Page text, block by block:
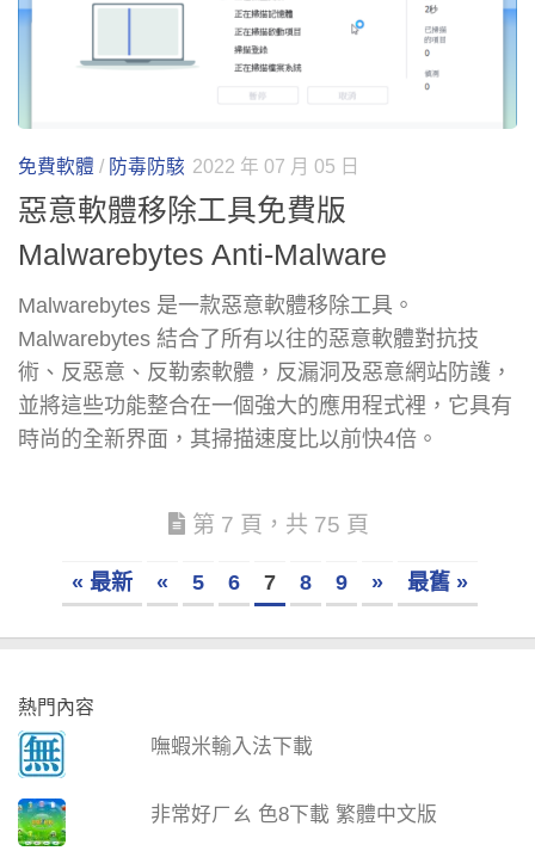
免費軟體 / 防毒防駭 2022 年 07 月 05 日
惡意軟體移除工具免費版
Malwarebytes Anti-Malware
Malwarebytes 是一款惡意軟體移除工具。
Malwarebytes 結合了所有以往的惡意軟體對抗技
術、反惡意、反勒索軟體，反漏洞及惡意網站防護，
並將這些功能整合在一個強大的應用程式裡，它具有
時尚的全新界面，其掃描速度比以前快4倍。
第 7 頁，共 75 頁
« 最新 « 5 6 7 8 9 » 最舊 »
熱門內容
嘸蝦米輸入法下載
非常好ㄏㄠ 色8下載 繁體中文版